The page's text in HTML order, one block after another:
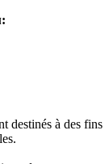
destinés à des fins